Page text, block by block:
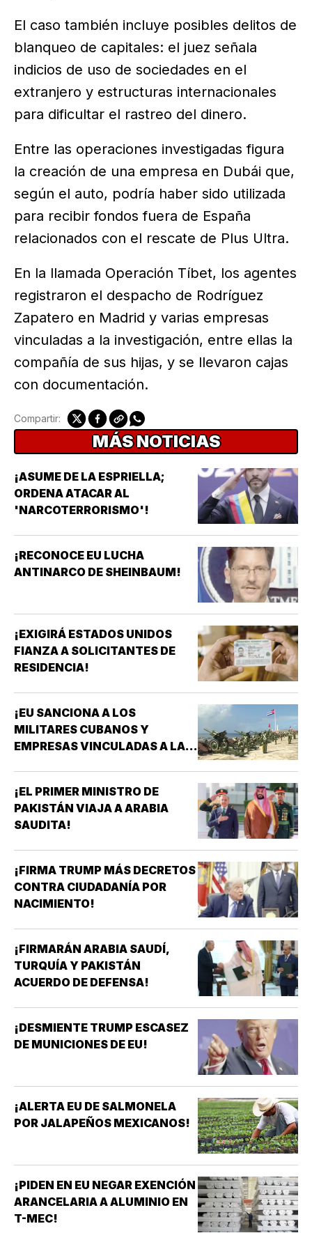
El caso también incluye posibles delitos de
blanqueo de capitales: el juez señala
indicios de uso de sociedades en el
extranjero y estructuras internacionales
para dificultar el rastreo del dinero.
Entre las operaciones investigadas figura
la creación de una empresa en Dubái que,
según el auto, podría haber sido utilizada
para recibir fondos fuera de España
relacionados con el rescate de Plus Ultra.
En la llamada Operación Tíbet, los agentes
registraron el despacho de Rodríguez
Zapatero en Madrid y varias empresas
vinculadas a la investigación, entre ellas la
compañía de sus hijas, y se llevaron cajas
con documentación.
Compartir:
MÁS NOTICIAS
¡ASUME DE LA ESPRIELLA;
ORDENA ATACAR AL
'NARCOTERRORISMO'!
¡RECONOCE EU LUCHA
ANTINARCO DE SHEINBAUM!
¡EXIGIRÁ ESTADOS UNIDOS
FIANZA A SOLICITANTES DE
RESIDENCIA!
¡EU SANCIONA A LOS
MILITARES CUBANOS Y
EMPRESAS VINCULADAS A LA
¡EL PRIMER MINISTRO DE
PAKISTÁN VIAJA A ARABIA
SAUDITA!
¡FIRMA TRUMP MÁS DECRETOS
CONTRA CIUDADANÍA POR
NACIMIENTO!
¡FIRMARÁN ARABIA SAUDÍ,
TURQUÍA Y PAKISTÁN
ACUERDO DE DEFENSA!
¡DESMIENTE TRUMP ESCASEZ
DE MUNICIONES DE EU!
¡ALERTA EU DE SALMONELA
POR JALAPEÑOS MEXICANOS!
¡PIDEN EN EU NEGAR EXENCIÓN
ARANCELARIA A ALUMINIO EN
T-MEC!